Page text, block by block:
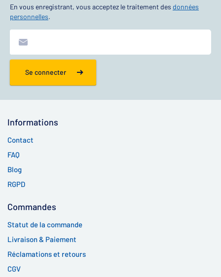
En vous enregistrant, vous acceptez le traitement des données
personnelles.
Se connecter
Informations
Contact
FAQ
Blog
RGPD
Commandes
Statut de la commande
Livraison & Paiement
Réclamations et retours
CGV